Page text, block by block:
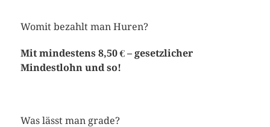
Womit bezahlt man Huren?
Mit mindestens 8,50 € – gesetzlicher
Mindestlohn und so!
Was lässt man grade?